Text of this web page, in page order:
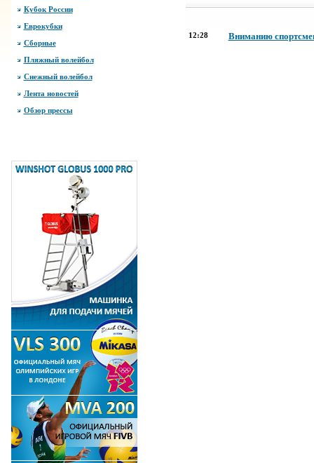
Кубок России
Еврокубки
Сборные
Пляжный волейбол
Снежный волейбол
Лента новостей
Обзор прессы
12:28 Вниманию